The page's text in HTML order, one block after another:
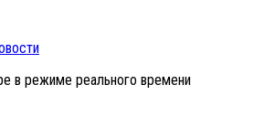
в режиме реального времени